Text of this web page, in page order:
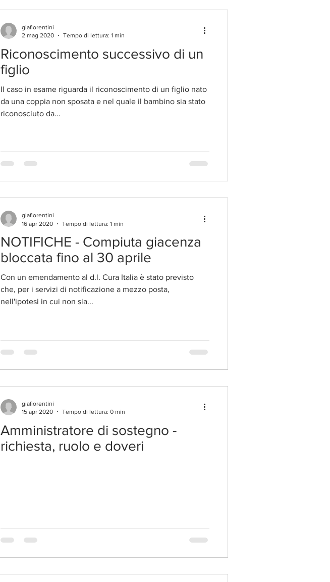
Riconoscimento successivo di un
figlio
Il caso in esame riguarda il riconoscimento di un figlio nato
da una coppia non sposata e nel quale il bambino sia stato
riconosciuto da...
giafiorentini
2 mag 2020
Tempo di lettura: 1 min
NOTIFICHE - Compiuta giacenza
bloccata fino al 30 aprile
Con un emendamento al d.l. Cura Italia è stato previsto
che, per i servizi di notificazione a mezzo posta,
nell'ipotesi in cui non sia...
giafiorentini
16 apr 2020
Tempo di lettura: 1 min
Amministratore di sostegno -
richiesta, ruolo e doveri
giafiorentini
15 apr 2020
Tempo di lettura: 0 min